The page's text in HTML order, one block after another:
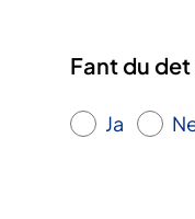
Fant du
Ja